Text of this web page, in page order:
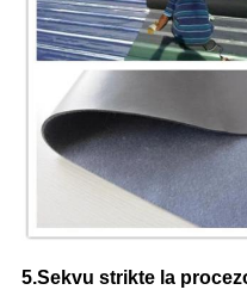
5.Sekvu strikte la